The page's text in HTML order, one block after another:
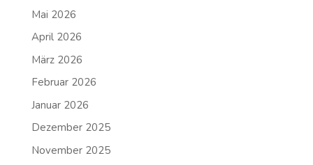
Mai 2026
April 2026
März 2026
Februar 2026
Januar 2026
Dezember 2025
November 2025